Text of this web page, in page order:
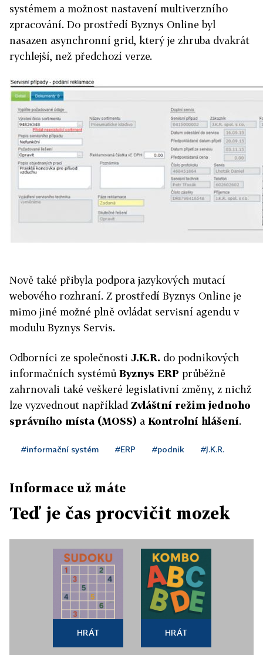
systémem a možnost nastavení multiverzního
zpracování. Do prostředí Byznys Online byl
nasazen asynchronní grid, který je zhruba dvakrát
rychlejší, než předchozí verze.
Nově také přibyla podpora jazykových mutací
webového rozhraní. Z prostředí Byznys Online je
mimo jiné možné plně ovládat servisní agendu v
modulu Byznys Servis.
Odborníci ze společnosti J.K.R. do podnikových
informačních systémů Byznys ERP průběžně
zahrnovali také veškeré legislativní změny, z nichž
lze vyzvednout například Zvláštní režim jednoho
správního místa (MOSS) a Kontrolní hlášení.
#informační systém #ERP #podnik #J.K.R.
Informace už máte
Teď je čas procvičit mozek
HRÁT HRÁT